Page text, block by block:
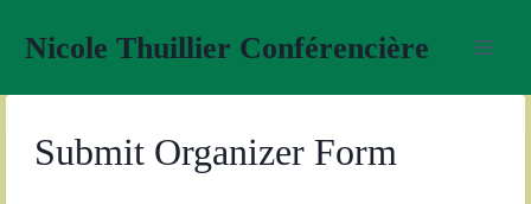
contenu
Nicole Thuillier Conférencière
Submit Organizer Form